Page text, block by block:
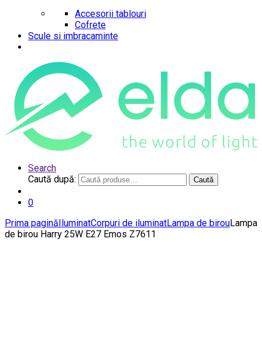
Accesorii tablouri
Cofrete
Scule si imbracaminte
Search
Caută după:
Caută
0
Prima paginăIluminatCorpuri de iluminatLampa de birouLampa
de birou Harry 25W E27 Emos Z7611